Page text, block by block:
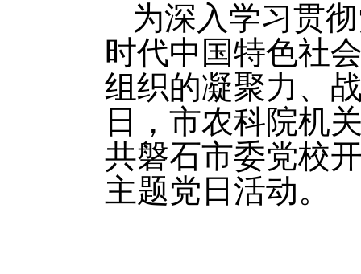
为深入学习贯
时代中国特色社
组织的凝聚力、
日，市农科院机
共磐石市委党校
主题党日活动。